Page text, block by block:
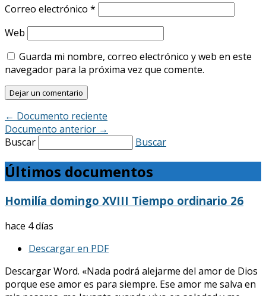
Correo electrónico *
Web
Guarda mi nombre, correo electrónico y web en este
navegador para la próxima vez que comente.
← Documento reciente
Documento anterior →
Buscar
Buscar
Últimos documentos
Homilía domingo XVIII Tiempo ordinario 26
hace 4 días
Descargar en PDF
Descargar Word. «Nada podrá alejarme del amor de Dios
porque ese amor es para siempre. Ese amor me salva en